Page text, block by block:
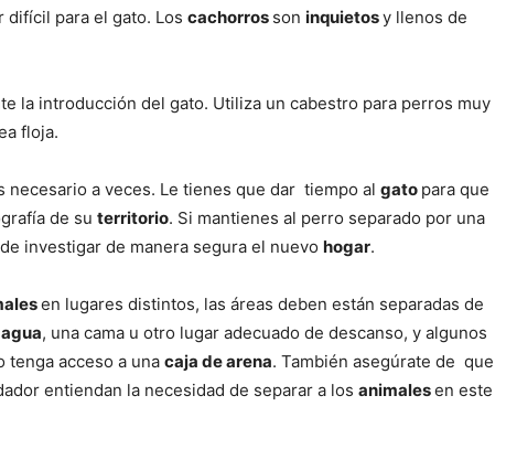
–
Fotos
difícil para el gato. Los cachorros son inquietosy llenos de
la introducción del gato. Utiliza un cabestro para perros muy
floja.
necesario a veces. Le tienes que dar tiempo al gato para que
de su territorio. Si mantienes al perro separado por una
investigar de manera segura el nuevo hogar.
en lugares distintos, las áreas deben están separadas de
agua, una cama u otro lugar adecuado de descanso, y algunos
tenga acceso a una caja de arena. También asegúrate de que
entiendan la necesidad de separar a los animalesen este